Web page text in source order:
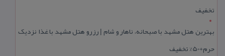
تخفیف
بهترین هتل مشهد با صبحانه، ناهار و شام | رزرو هتل مشهد با غذا نزدیک
حرم+50% تخفیف